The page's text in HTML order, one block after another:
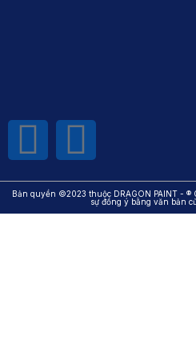
Bản quyền ©2023 thuộc DRAGON PAINT -
sự đồng ý bằng văn bản